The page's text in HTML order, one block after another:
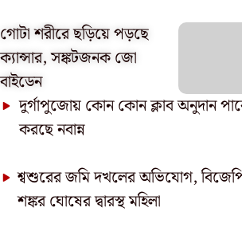
গোটা শরীরে ছড়িয়ে পড়ছে
ক্যান্সার, সঙ্কটজনক জো
বাইডেন
দুর্গাপুজোয় কোন কোন ক্লাব অনুদান
করছে নবান্ন
শ্বশুরের জমি দখলের অভিযোগ,
শঙ্কর ঘোষের দ্বারস্থ মহিলা